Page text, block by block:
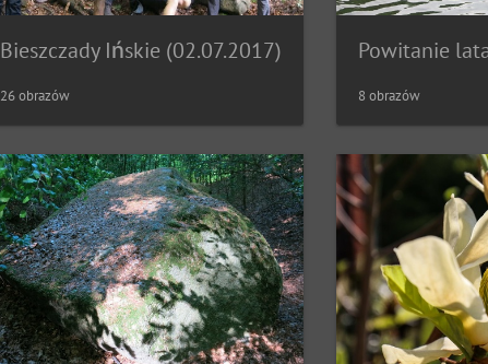
Bieszczady Ińskie (02.07.2017)
26 obrazów 8 obrazów